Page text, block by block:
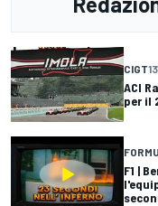
CIGT
ACI
per il
F1 |